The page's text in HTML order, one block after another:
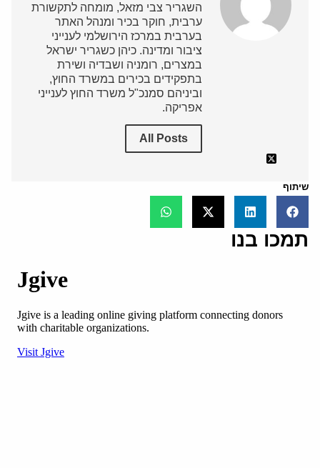
השגריר צבי מזאל, מומחה לתקשורת
ערבית, חוקר בכיר ומנהל האתר
בערבית במרכז הירושלמי לענייני
ציבור ומדינה. כיהן כשגריר ישראל
במצרים, רומניה ושבדיה ושירת
בתפקידים בכירים במשרד החוץ,
וביניהם סמנכ"ל משרד החוץ לענייני
אפריקה.
All Posts
שיתוף
תמכו בנו